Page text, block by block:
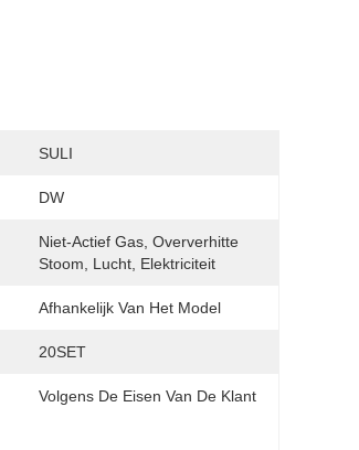
SULI
DW
Niet-Actief Gas, Oververhitte
Stoom, Lucht, Elektriciteit
Afhankelijk Van Het Model
20SET
Volgens De Eisen Van De Klant